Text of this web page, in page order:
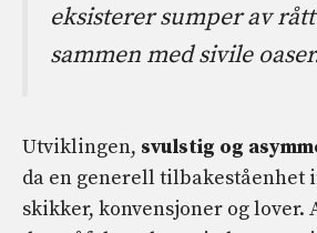
eksisterer sumper av
sammen med sivile
Utviklingen, svulstig og
da en generell tilbakeståenhet
skikker, konvensjoner og lover.